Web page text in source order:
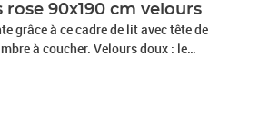
90x190 cm velours
grâce à ce cadre de lit avec tête de
à coucher. Velours doux : le
à son tas dense de fibres
au toucher.Hauteur réglable : la tête